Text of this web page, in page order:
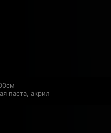
паста, акрил